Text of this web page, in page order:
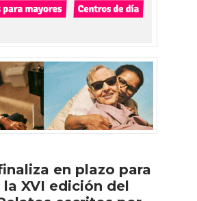
en plazo para
XVI edición del